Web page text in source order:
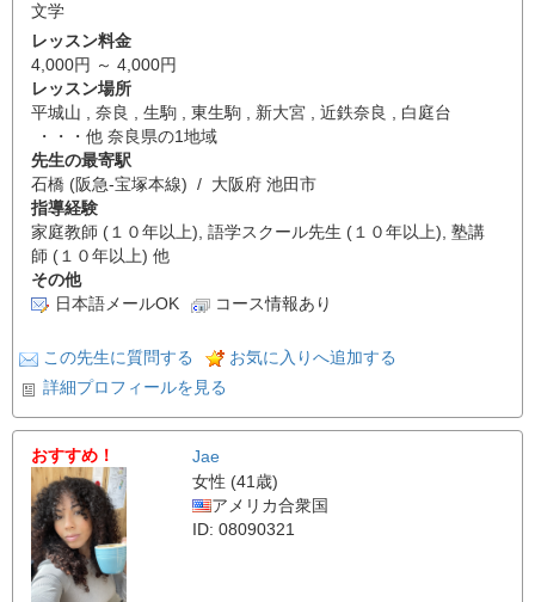
文学
レッスン料金
4,000円 ～ 4,000円
レッスン場所
平城山 , 奈良 , 生駒 , 東生駒 , 新大宮 , 近鉄奈良 , 白庭台
・・・他 奈良県の1地域
先生の最寄駅
石橋 (阪急-宝塚本線) / 大阪府 池田市
指導経験
家庭教師 (１０年以上), 語学スクール先生 (１０年以上), 塾講
師 (１０年以上) 他
その他
日本語メールOK
コース情報あり
この先生に質問する
お気に入りへ追加する
詳細プロフィールを見る
おすすめ！
Jae
女性 (41歳)
アメリカ合衆国
ID: 08090321